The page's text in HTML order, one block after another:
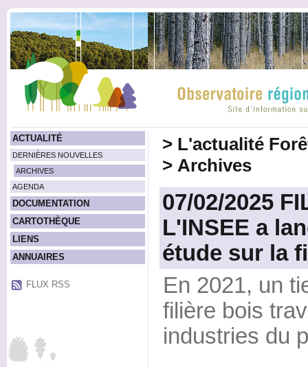
ACTUALITÉ
DERNIÈRES NOUVELLES
ARCHIVES
AGENDA
DOCUMENTATION
CARTOTHÈQUE
LIENS
ANNUAIRES
FLUX RSS
> L'actualité
> Archives
07/02/2025
L'INSEE a
étude sur la
En 2021, un
filière bois
industries du